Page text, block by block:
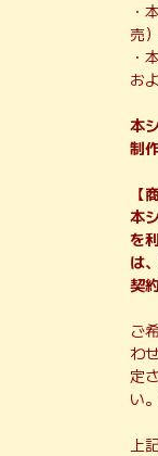
・
売）
・
お
本
制
【
本
を
は
契
ご
わ
定
い
上